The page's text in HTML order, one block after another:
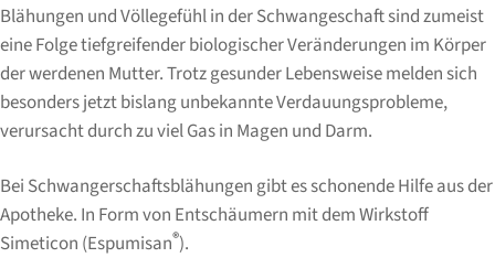
Blähungen und Völlegefühl in der Schwangeschaft sind zumeist
eine Folge tiefgreifender biologischer Veränderungen im Körper
der werdenen Mutter. Trotz gesunder Lebensweise melden sich
besonders jetzt bislang unbekannte Verdauungsprobleme,
verursacht durch zu viel Gas in Magen und Darm.
Bei Schwangerschaftsblähungen gibt es schonende Hilfe aus der
Apotheke. In Form von Entschäumern mit dem Wirkstoff
Simeticon (Espumisan®).